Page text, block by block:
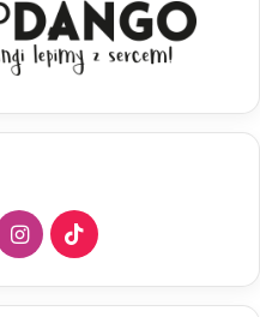
I
n
T
i